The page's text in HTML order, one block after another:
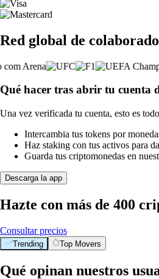
Red global de
Qué hacer tras abrir tu cuenta
Una vez verificada tu cuenta, esto es
Intercambia tus tokens por
Haz staking con tus activos para
Guarda tus criptomonedas en
Descarga la app
Hazte con más de 400
Consultar precios
Trending Top Movers
Qué opinan nuestros